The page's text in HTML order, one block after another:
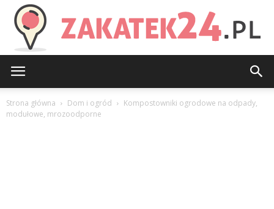
Strona główna Dom i ogród
Kompostowniki ogrodowe na odpady,
modułowe, mrozoodporne